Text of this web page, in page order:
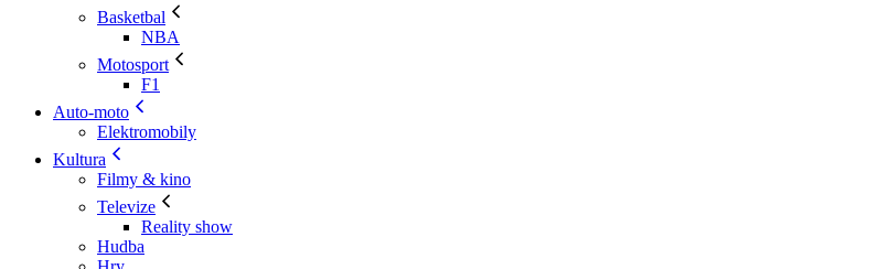
Basketbal
NBA
Motosport
F1
Auto-moto
Elektromobily
Kultura
Filmy & kino
Televize
Reality show
Hudba